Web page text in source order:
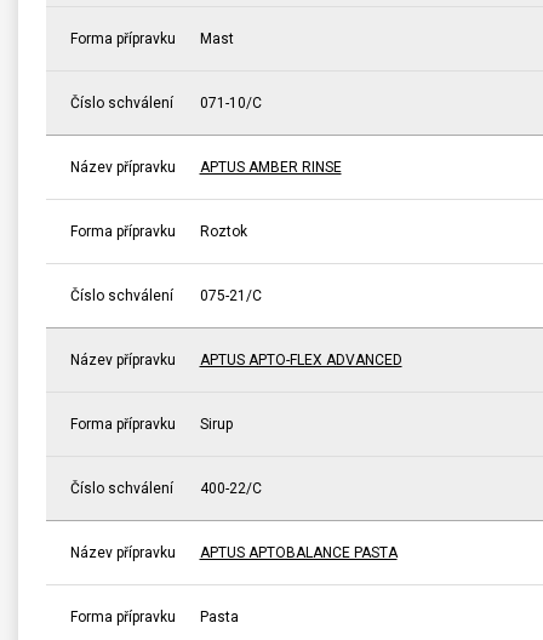
Forma přípravku Mast
Číslo schválení 071-10/C
Název přípravku APTUS AMBER RINSE
Forma přípravku Roztok
Číslo schválení 075-21/C
Název přípravku APTUS APTO-FLEX ADVANCED
Forma přípravku Sirup
Číslo schválení 400-22/C
Název přípravku APTUS APTOBALANCE PASTA
Forma přípravku Pasta